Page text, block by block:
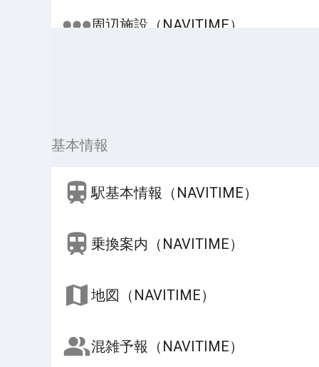
周辺施設（NAVITIME）
基本情報
駅基本情報（NAVITIME）
乗換案内（NAVITIME）
地図（NAVITIME）
混雑予報（NAVITIME）